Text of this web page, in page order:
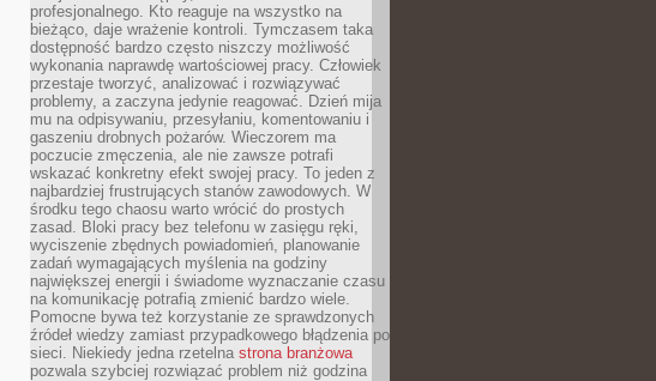
profesjonalnego. Kto reaguje na wszystko na
bieżąco, daje wrażenie kontroli. Tymczasem taka
dostępność bardzo często niszczy możliwość
wykonania naprawdę wartościowej pracy. Człowiek
przestaje tworzyć, analizować i rozwiązywać
problemy, a zaczyna jedynie reagować. Dzień mija
mu na odpisywaniu, przesyłaniu, komentowaniu i
gaszeniu drobnych pożarów. Wieczorem ma
poczucie zmęczenia, ale nie zawsze potrafi
wskazać konkretny efekt swojej pracy. To jeden z
najbardziej frustrujących stanów zawodowych. W
środku tego chaosu warto wrócić do prostych
zasad. Bloki pracy bez telefonu w zasięgu ręki,
wyciszenie zbędnych powiadomień, planowanie
zadań wymagających myślenia na godziny
największej energii i świadome wyznaczanie czasu
na komunikację potrafią zmienić bardzo wiele.
Pomocne bywa też korzystanie ze sprawdzonych
źródeł wiedzy zamiast przypadkowego błądzenia po
sieci. Niekiedy jedna rzetelna strona branżowa
pozwala szybciej rozwiązać problem niż godzina